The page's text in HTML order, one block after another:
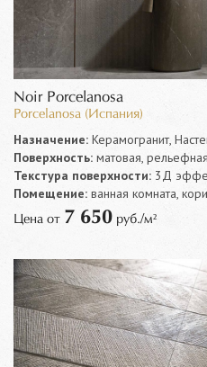
Noir Porcelanosa
Porcelanosa (Испания)
Назначение: Керамогранит,
Поверхность: матовая, рельефная
Текстура поверхности: 3Д
Помещение: ванная комната,
Цена от 7 650 руб./м²